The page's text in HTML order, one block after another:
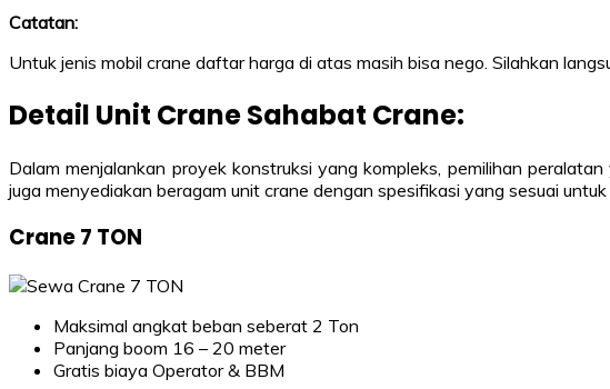
Catatan:
Untuk jenis mobil crane daftar harga di atas masih bisa nego. Silahkan
Detail Unit Crane Sahabat Crane:
Dalam menjalankan proyek konstruksi yang kompleks, pemilihan
juga menyediakan beragam unit crane dengan spesifikasi yang sesuai
Crane 7 TON
Maksimal angkat beban seberat 2 Ton
Panjang boom 16 – 20 meter
Gratis biaya Operator & BBM